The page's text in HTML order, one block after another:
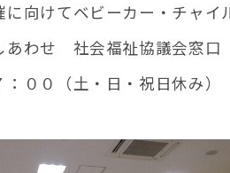
向けてベビーカー・チャイ
あわせ 社会福祉協議会窓口
００（土・日・祝日休み）